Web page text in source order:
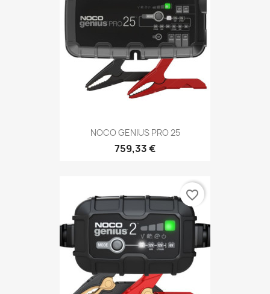
NOCO GENIUS PRO 25
759,33 €
favorite_border